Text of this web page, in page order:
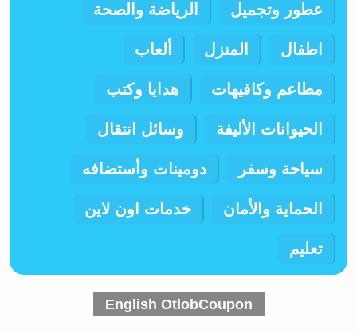
عطور وتجميل الرياضة والصحة
اطفال المنزل ألعاب
مطاعم وكافيهات هدايا وكتب
الحيوانات الأليفة وسائل انتقال
سياحة وسفر دومينات وأستضافه
الحماية والأمان خدمات اون لاين
تعليم
English OtlobCoupon